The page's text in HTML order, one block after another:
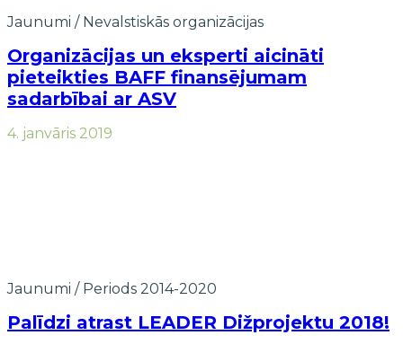
Jaunumi / Nevalstiskās organizācijas
Organizācijas un eksperti aicināti
pieteikties BAFF finansējumam
sadarbībai ar ASV
4. janvāris 2019
Jaunumi / Periods 2014-2020
Palīdzi atrast LEADER Dižprojektu 2018!